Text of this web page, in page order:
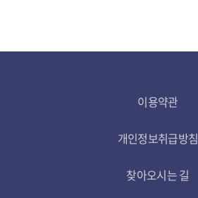
이용약관
개인정보취급방침
찾아오시는 길